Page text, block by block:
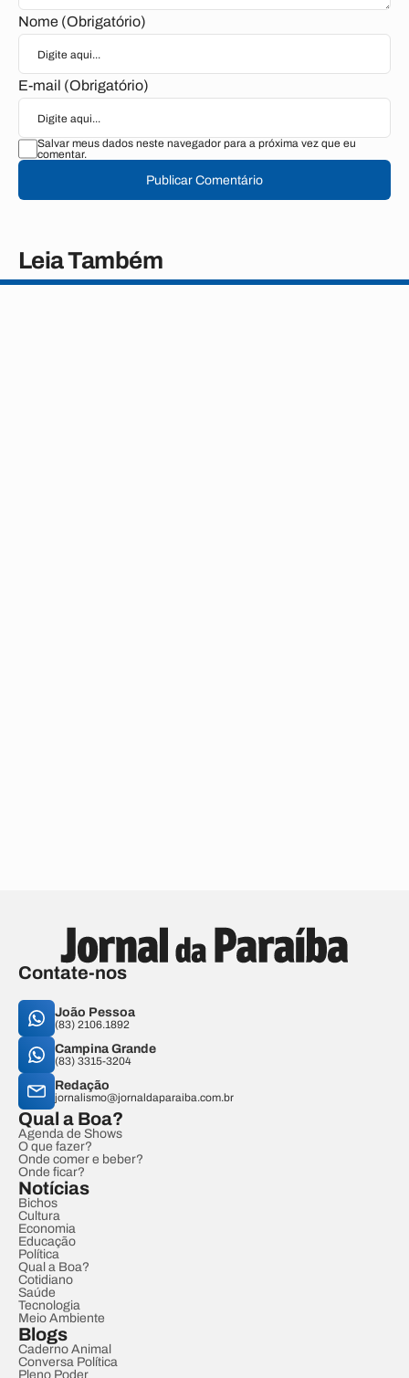
Nome (Obrigatório)
E-mail (Obrigatório)
Salvar meus dados neste navegador para a próxima vez que eu
comentar.
Publicar Comentário
Leia Também
Contate-nos
João Pessoa
(83) 2106.1892
Campina Grande
(83) 3315-3204
Redação
jornalismo@jornaldaparaiba.com.br
Qual a Boa?
Agenda de Shows
O que fazer?
Onde comer e beber?
Onde ficar?
Notícias
Bichos
Cultura
Economia
Educação
Política
Qual a Boa?
Cotidiano
Saúde
Tecnologia
Meio Ambiente
Blogs
Caderno Animal
Conversa Política
Pleno Poder